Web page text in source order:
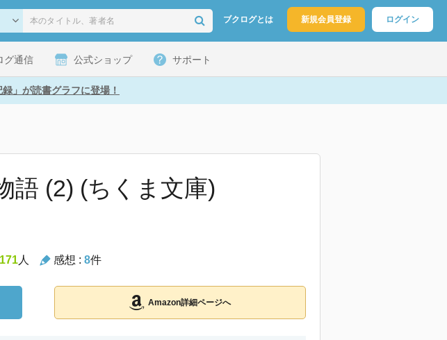
ブクログとは 新規会員登録 ログイン
グ通信 公式ショップ サポート
」が読書グラフに登場！
語 (2) (ちくま文庫)
171人 感想 : 8件
Amazon詳細ページへ